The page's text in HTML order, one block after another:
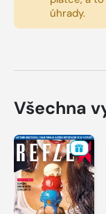
úhrady.
Všechna